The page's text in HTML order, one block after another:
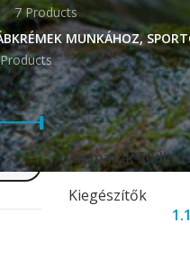
7 Products
MUNKÁHOZ,
Kezdőlap
Arcmaszk 50db-
Kiegészítők